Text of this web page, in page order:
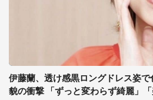
伊藤蘭、透け感黒ロングドレス姿
貌の衝撃 「ずっと変わらず綺麗」「